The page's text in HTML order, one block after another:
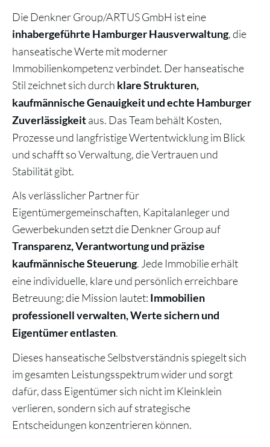
Die Denkner Group/ARTUS GmbH ist eine
inhabergeführte Hamburger Hausverwaltung, die
hanseatische Werte mit moderner
Immobilienkompetenz verbindet. Der hanseatische
Stil zeichnet sich durch klare Strukturen,
kaufmännische Genauigkeit und echte Hamburger
Zuverlässigkeitaus. Das Team behält Kosten,
Prozesse und langfristige Wertentwicklung im Blick
und schafft so Verwaltung, die Vertrauen und
Stabilität gibt.
Als verlässlicher Partner für
Eigentümergemeinschaften, Kapitalanleger und
Gewerbekunden setzt die Denkner Group auf
Transparenz, Verantwortung und präzise
kaufmännische Steuerung. Jede Immobilie erhält
eine individuelle, klare und persönlich erreichbare
Betreuung; die Mission lautet: Immobilien
professionell verwalten, Werte sichern und
Eigentümer entlasten.
Dieses hanseatische Selbstverständnis spiegelt sich
im gesamten Leistungsspektrum wider und sorgt
dafür, dass Eigentümer sich nicht im Kleinklein
verlieren, sondern sich auf strategische
Entscheidungen konzentrieren können.